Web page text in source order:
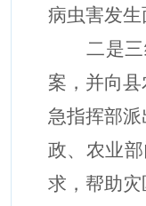
病虫害发
二是
案，并向
急指挥部
政、农业
求，帮助